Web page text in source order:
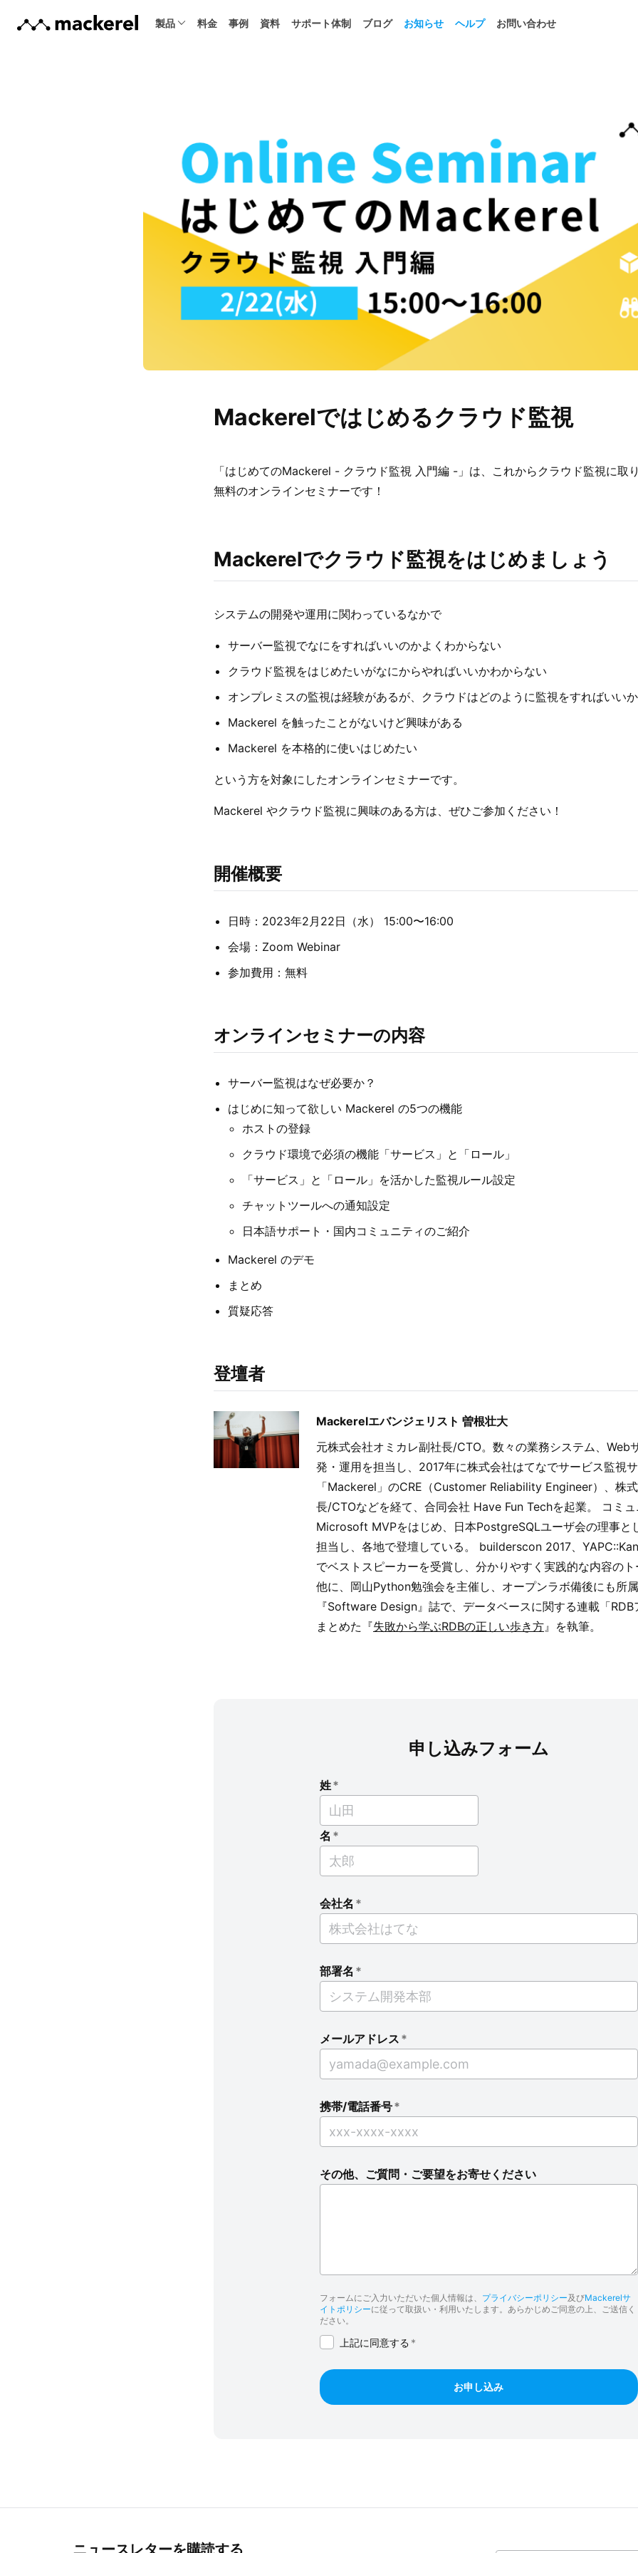
製品 料金 事例 資料 サポート体制 ブログ お知らせ ヘルプ お問い合わせ
Mackerelではじめるクラウド監視
「はじめてのMackerel - クラウド監視 入門編 -」は、これからクラウド監視に取
無料のオンラインセミナーです！
Mackerelでクラウド監視をはじめましょう
システムの開発や運用に関わっているなかで
サーバー監視でなにをすればいいのかよくわからない
クラウド監視をはじめたいがなにからやればいいかわからない
オンプレミスの監視は経験があるが、クラウドはどのように監視をすればいい
Mackerel を触ったことがないけど興味がある
Mackerel を本格的に使いはじめたい
という方を対象にしたオンラインセミナーです。
Mackerel やクラウド監視に興味のある方は、ぜひご参加ください！
開催概要
日時：2023年2月22日（水） 15:00〜16:00
会場：Zoom Webinar
参加費用：無料
オンラインセミナーの内容
サーバー監視はなぜ必要か？
はじめに知って欲しい Mackerel の5つの機能
ホストの登録
クラウド環境で必須の機能「サービス」と「ロール」
「サービス」と「ロール」を活かした監視ルール設定
チャットツールへの通知設定
日本語サポート・国内コミュニティのご紹介
Mackerel のデモ
まとめ
質疑応答
登壇者
Mackerelエバンジェリスト 曽根壮大
元株式会社オミカレ副社長/CTO。数々の業務システム、Web
発・運用を担当し、2017年に株式会社はてなでサービス監視
「Mackerel」のCRE（Customer Reliability Engineer）、株
長/CTOなどを経て、合同会社 Have Fun Techを起業。 コミュ
Microsoft MVPをはじめ、日本PostgreSQLユーザ会の理事と
担当し、各地で登壇している。 builderscon 2017、
でベストスピーカーを受賞し、分かりやすく実践的な内容のト
他に、岡山Python勉強会を主催し、オープンラボ備後にも所
『Software Design』誌で、データベースに関する連載「
まとめた『失敗から学ぶRDBの正しい歩き方』を執筆。
申し込みフォーム
姓*
名 *
会社名 *
部署名 *
メールアドレス *
携帯/電話番号*
その他、ご質問・ご要望をお寄せください
フォームにご入力いただいた個人情報は、 プライバシーポリシー及びMackerelサ
イトポリシーに従って取扱い・利用いたします。あらかじめご同意の上、ご送信く
ださい。
上記に同意する *
ニュースレターを購読する